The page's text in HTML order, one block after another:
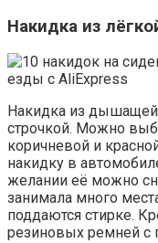
Накидка из
Накидка из
строчкой. Можно
коричневой и
накидку в
желании её можно
занимала много
поддаются стирке.
резиновых ремней с